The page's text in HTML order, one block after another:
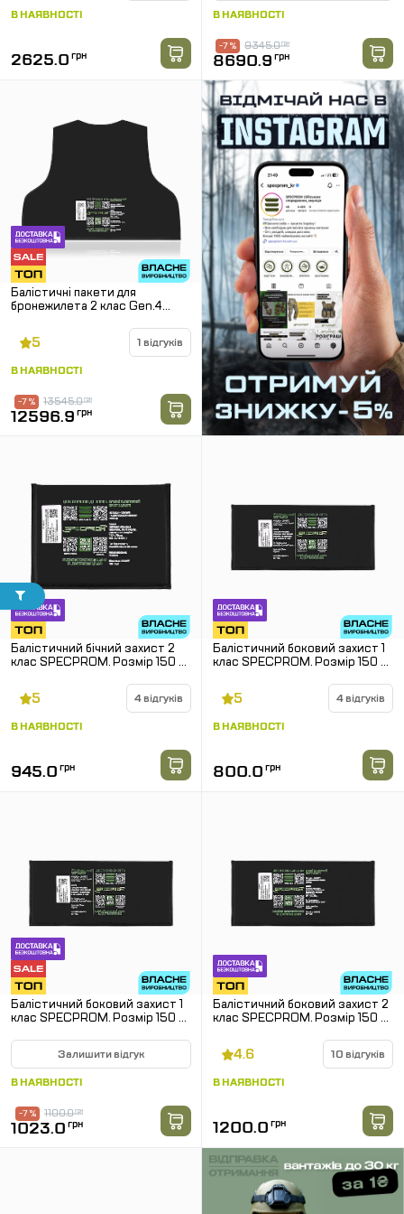
В НАЯВНОСТІ
2625.0 грн
В НАЯВНОСТІ
9345.0грн
-7 %
8690.9 грн
Балістичні пакети для
бронежилета 2 клас Gen.4
мм 5 1 відгуків
В НАЯВНОСТІ
13545.0грн
-7 %
12596.9 грн
Балістичний бічний захист 2
клас SPECPROM. Розмір 150 на
5 4 відгуків
В НАЯВНОСТІ
945.0 грн
Балістичний боковий захист 1
клас SPECPROM. Розмір 150 на
5 4 відгуків
В НАЯВНОСТІ
800.0 грн
Балістичний боковий захист 1
клас SPECPROM. Розмір 150 на
Залишити відгук
В НАЯВНОСТІ
1100.0грн
-7 %
1023.0 грн
Балістичний боковий захист 2
клас SPECPROM. Розмір 150 на
4.6 10 відгуків
В НАЯВНОСТІ
1200.0 грн